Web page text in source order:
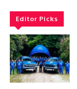
Editor Picks